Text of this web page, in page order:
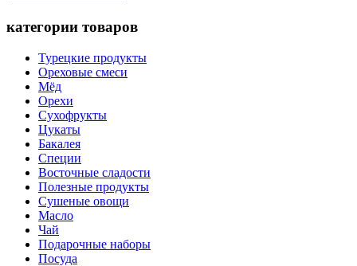
категории товаров
Турецкие продукты
Ореховые смеси
Мёд
Орехи
Сухофрукты
Цукаты
Бакалея
Специи
Восточные сладости
Полезные продукты
Сушеные овощи
Масло
Чай
Подарочные наборы
Посуда